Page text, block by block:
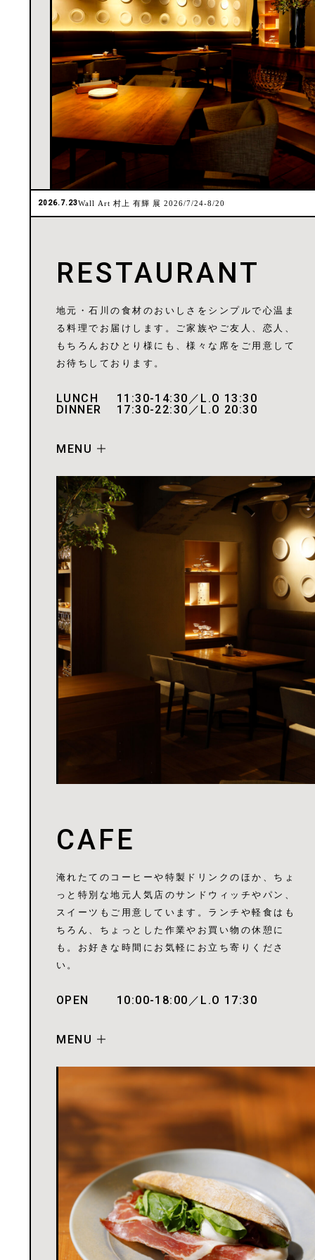
2026.7.23 Wall Art 村上 有輝 展 2026/7/24-8/20
RESTAURANT
地元・石川の食材のおいしさをシンプルで心温ま
る料理でお届けします。ご家族やご友人、恋人、
もちろんおひとり様にも、様々な席をご用意して
お待ちしております。
LUNCH
11:30-14:30／L.O 13:30
DINNER
17:30-22:30／L.O 20:30
MENU
CAFE
淹れたてのコーヒーや特製ドリンクのほか、ちょ
っと特別な地元人気店のサンドウィッチやパン、
スイーツもご用意しています。ランチや軽食はも
ちろん、ちょっとした作業やお買い物の休憩に
も。お好きな時間にお気軽にお立ち寄りくださ
い。
OPEN 10:00-18:00／L.O 17:30
MENU